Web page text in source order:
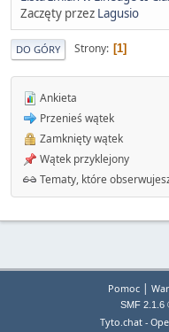
Zaczęty przez Lagusio
DO GÓRY Strony 1
Ankieta
Przenieś wątek
Zamknięty wątek
Wątek przyklejony
Tematy, które
Pomoc|
SMF 2.1.6
Tyto.chat -